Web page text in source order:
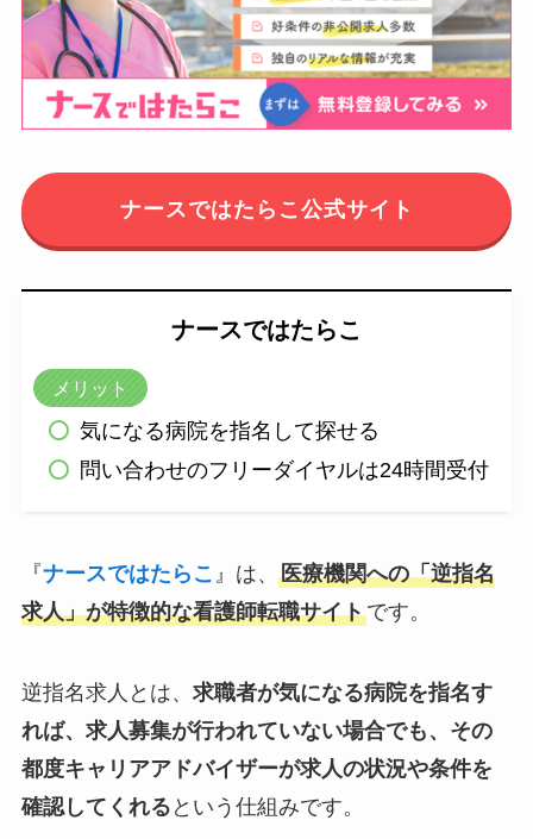
ナースではたらこ公式サイト
ナースではたらこ
メリット
気になる病院を指名して探せる
問い合わせのフリーダイヤルは24時間受付
『ナースではたらこ 』は、 医療機関への「逆指名
求人」が特徴的な看護師転職サイトです。
逆指名求人とは、 求職者が気になる病院を指名す
れば、求人募集が行われていない場合でも、その
都度キャリアアドバイザーが求人の状況や条件を
確認してくれる という仕組みです。